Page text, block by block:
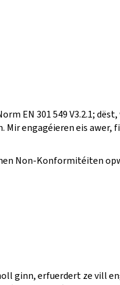
EN 301 549 V3.2.1;
engagéieren eis awer,
Non-Konformitéiten
ginn, erfuerdert ze vill